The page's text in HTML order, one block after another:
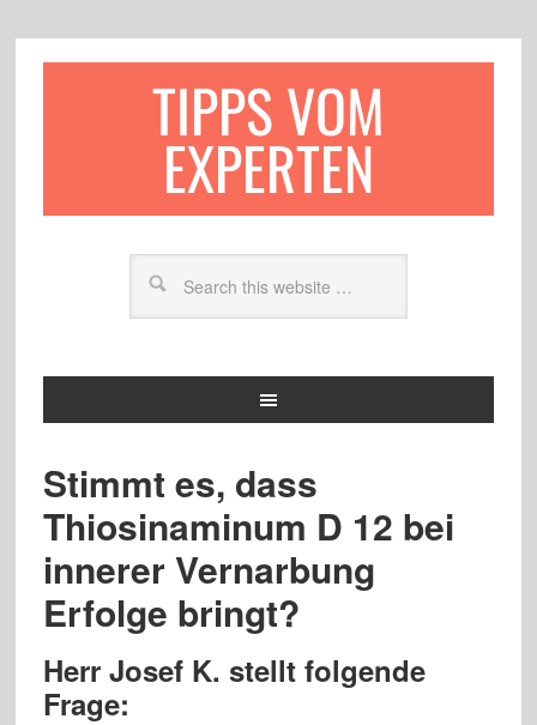
TIPPS VOM
EXPERTEN
Stimmt es, dass
Thiosinaminum D 12 bei
innerer Vernarbung
Erfolge bringt?
Herr Josef K. stellt folgende
Frage: